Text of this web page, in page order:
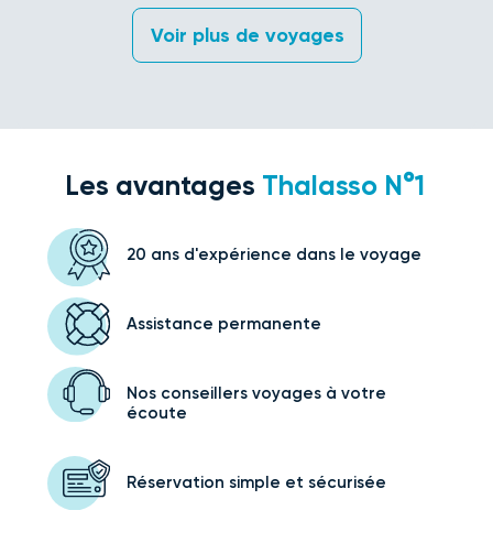
Les avantages Thalasso N°1
20 ans d'expérience dans le voyage
Assistance permanente
Nos conseillers voyagesà votre
écoute
Réservation simple et sécurisée